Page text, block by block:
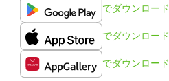
でダウンロード
でダウンロード
でダウンロード